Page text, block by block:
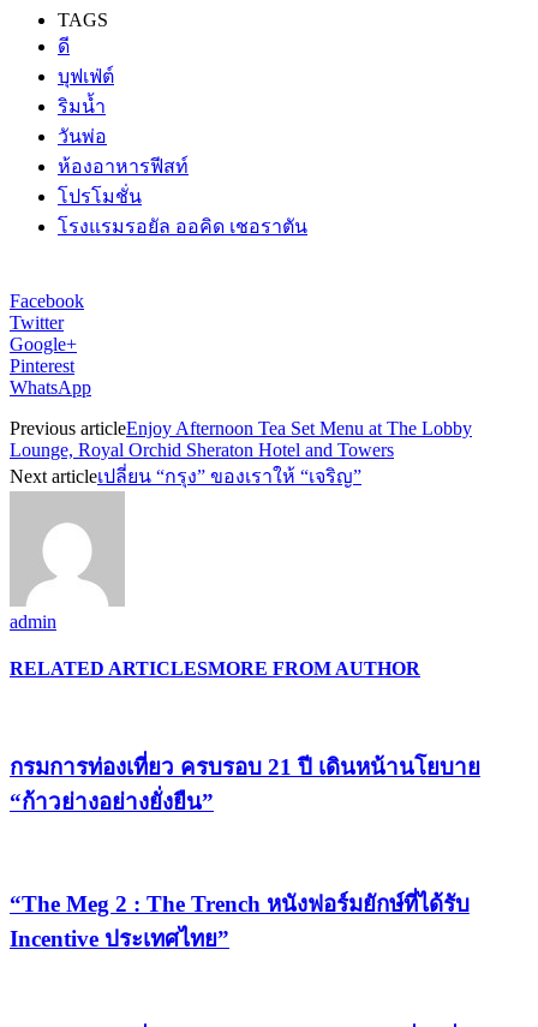
TAGS
ดี
บุฟเฟ่ต์
ริมน้ำ
วันพ่อ
ห้องอาหารฟีสท์
โปรโมชั่น
โรงแรมรอยัล ออคิด เชอราตัน
Facebook
Twitter
Google+
Pinterest
WhatsApp
Previous articleEnjoy Afternoon Tea Set Menu at The Lobby
Lounge, Royal Orchid Sheraton Hotel and Towers
Next articleเปลี่ยน “กรุง” ของเราให้ “เจริญ”
admin
RELATED ARTICLESMORE FROM AUTHOR
กรมการท่องเที่ยว ครบรอบ 21 ปี เดินหน้านโยบาย
“ก้าวย่างอย่างยั่งยืน”
“The Meg 2 : The Trench หนังฟอร์มยักษ์ที่ได้รับ
Incentive ประเทศไทย”